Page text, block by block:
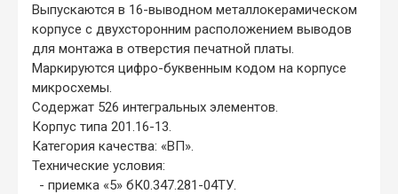
Выпускаются в 16-выводном металлокерамическом
корпусе с двухсторонним расположением выводов
для монтажа в отверстия печатной платы.
Маркируются цифро-буквенным кодом на корпусе
микросхемы.
Содержат 526 интегральных элементов.
Корпус типа 201.16-13.
Категория качества: «ВП».
Технические условия:
- приемка «5» бК0.347.281-04ТУ.